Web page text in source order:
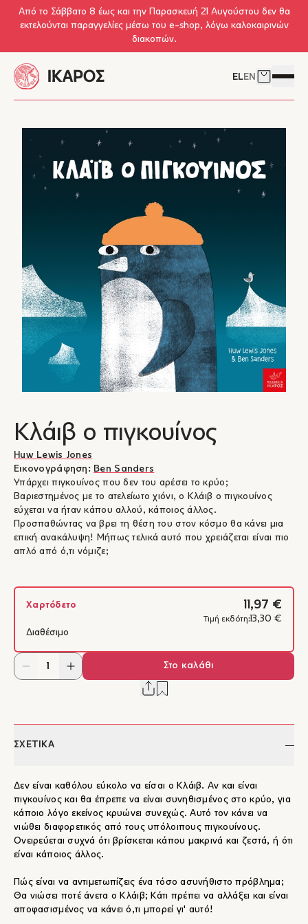
Skip to main content
Από το Σάββατο 8 έως και την Παρασκευή 21 Αυγούστου δεν θα
εκτελούνται παραγγελίες μέσω του e-shop, λόγω καλοκαιρινών
διακοπών.
ELEN Δείτε το
Κλάιβ ο πιγκουίνος
Huw Lewis Jones
Εικονογράφηση: Ben Sanders
Υπάρχει πιγκουίνος που δεν του αρέσει το κρύο;
Βαριεστημένος με το ατελείωτο χιόνι, ο Κλάιβ ο πιγκουίνος
εύχεται να ήταν κάπου αλλού, κάποιος άλλος.
Προσπαθώντας να βρει τη θέση του στον κόσμο θα κάνει μια
επική ανακάλυψη! Μήπως τελικά αυτό που χρειάζεται είναι πιο
απλό από ό,τι νόμιζε;
Χαρτόδετο 11,97 €
Τιμή εκδότη: 13,30 €
Διαθέσιμο
Στο καλάθι
ΣΧΕΤΙΚΑ
Δεν είναι καθόλου εύκολο να είσαι ο Κλάιβ. Αν και είναι
πιγκουίνος και θα έπρεπε να είναι συνηθισμένος στο κρύο, για
κάποιο λόγο εκείνος κρυώνει συνεχώς. Αυτό τον κάνει να
νιώθει διαφορετικός από τους υπόλοιπους πιγκουίνους.
Ονειρεύεται συχνά ότι βρίσκεται κάπου μακρινά και ζεστά, ή ότι
είναι κάποιος άλλος.
Πώς είναι να αντιμετωπίζεις ένα τόσο ασυνήθιστο πρόβλημα;
Θα νιώσει ποτέ άνετα ο Κλάιβ; Κάτι πρέπει να αλλάξει και είναι
αποφασισμένος να κάνει ό,τι μπορεί γι' αυτό!